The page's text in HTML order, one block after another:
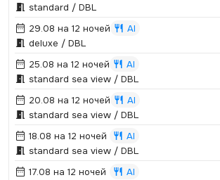
standard / DBL
29.08 на 12 ночей
AI
deluxe / DBL
25.08 на 12 ночей
AI
standard sea view / DBL
20.08 на 12 ночей
AI
standard sea view / DBL
18.08 на 12 ночей
AI
standard sea view / DBL
17.08 на 12 ночей
AI